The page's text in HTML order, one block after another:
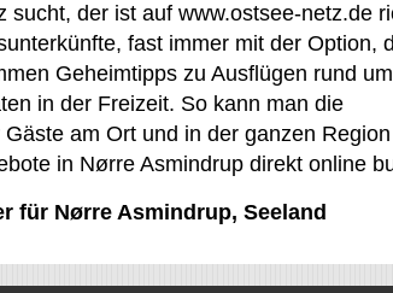
der ist auf www.ostsee-netz.de
fast immer mit der Option,
Geheimtipps zu Ausflügen rund
in der Freizeit. So kann man die
am Ort und in der ganzen
in Nørre Asmindrup direkt online
für Nørre Asmindrup, Seeland